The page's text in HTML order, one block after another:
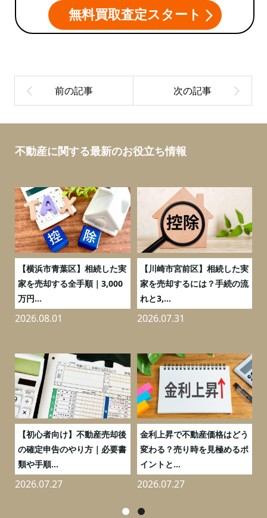
無料買取査定スタート
不動産に関する最新のお役立ち情報
【横浜市青葉区】相続した実
家を売却する全手順｜3,000
万円...
2026.08.01
【川崎市宮前区】相続した実
家を売却するには？手続の流
れと3,...
2026.07.31
【初心者向け】不動産売却後
の確定申告のやり方｜必要書
類や手順...
2026.07.27
金利上昇で不動産価格はどう
変わる？売り時を見極めるポ
イントと...
2026.07.27